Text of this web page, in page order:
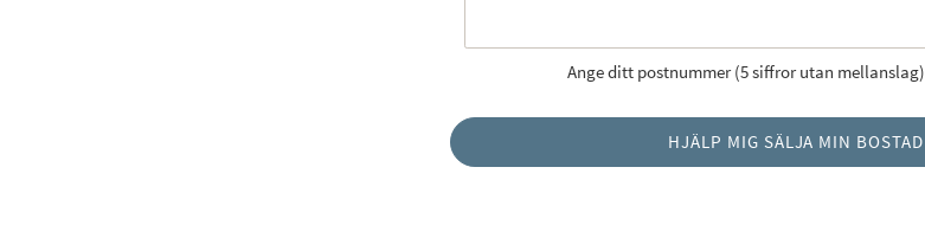
Ange ditt postnummer (5 siffror utan mellanslag)